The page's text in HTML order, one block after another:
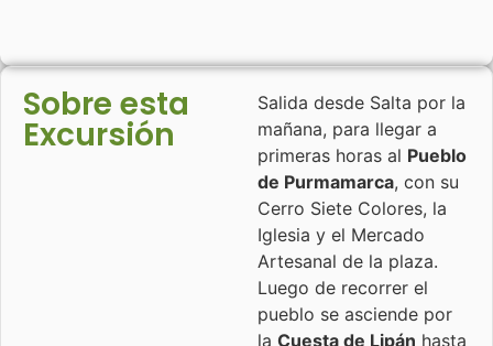
Sobre esta
Excursión
Salida desde Salta por la
mañana, para llegar a
primeras horas al Pueblo
de Purmamarca, con su
Cerro Siete Colores, la
Iglesia y el Mercado
Artesanal de la plaza.
Luego de recorrer el
pueblo se asciende por
la Cuesta de Lipán hasta